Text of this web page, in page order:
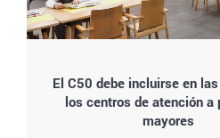
El C50 debe incluirse en
los centros de atención a
mayores